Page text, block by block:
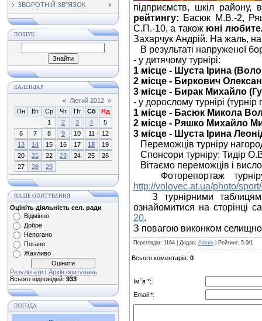
ЗВОРОТНІЙ ЗВ"ЯЗОК
ПОШУК
КАЛЕНДАР
« Лютий 2012 »
Пн
Вт Ср Чт Пт Сб
Нд
1
2 3 4
5
6
7 8 9 10 11
12
13
14 15 16 17 18
19
20
21 22 23 24 25
26
27
28 29
НАШЕ ОПИТУВАННЯ
Оцініть діяльність сел. ради
Відмінно
Добре
Непогано
Погано
Жахливо
Результати | Архів опитувань
Всього відповідей: 933
ПОГОДА
підприємств, шкіл району,
рейтингу: Басюк М.В.-2,
С.П.-10, а також юні
Захарчук Андрій. На жаль, на
В результаті напруженої
- у дитячому турнірі:
1 місце - Шуста Ірина
2 місце - Биркович
3 місце - Бирак Михайло
- у дорослому турнірі
1 місце - Басюк Микола
2 місце - Ряшко Михайло
3 місце - Шуста Ірина
Переможців турніру
Спонсори турніру: Тидір
Вітаємо переможців і
Фоторепортаж турніру
http://volovec.at.ua/photo/
З турнірними таблицями
ознайомитися на сторінці
20.
З повагою виконком
Переглядів: 1164 | Додав: Admin Рейтинг: 5.0/1
Всього коментарів: 0
Ім`я *:
Email *: